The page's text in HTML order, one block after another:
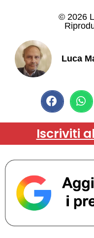
© 2026
Luca
Iscriviti